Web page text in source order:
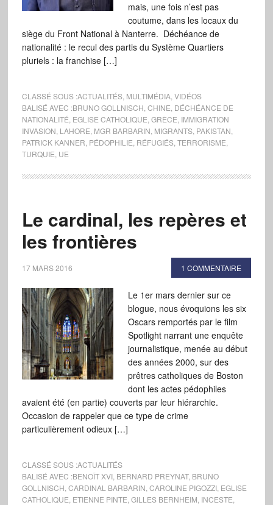
mais, une fois n’est pas
coutume, dans les locaux du
siège du Front National à Nanterre. Déchéance de
nationalité : le recul des partis du Système Quartiers
pluriels : la franchise […]
CLASSÉ SOUS :ACTUALITÉS, MULTIMÉDIA, VIDÉOS
BALISÉ AVEC :BRUNO GOLLNISCH CHINE DÉCHÉANCE DE
NATIONALITÉ EGLISE CATHOLIQUE GRÈCE IMMIGRATION
INVASION LAHORE MGR BARBARIN MIGRANTS, PAKISTAN
PATRICK KANNER PÉDOPHILIE RÉFUGIÉS, TERRORISME
TURQUIE UE
Le cardinal, les repères et
les frontières
17 MARS 2016 1 COMMENTAIRE
Le 1er mars dernier sur ce
blogue, nous évoquions les six
Oscars remportés par le film
Spotlight narrant une enquête
journalistique, menée au début
des années 2000, sur des
prêtres catholiques de Boston
dont les actes pédophiles
avaient été (en partie) couverts par leur hiérarchie.
Occasion de rappeler que ce type de crime
particulièrement odieux […]
CLASSÉ SOUS :ACTUALITÉS
BALISÉ AVEC :BENOÎT XVI, BERNARD PREYNAT, BRUNO
GOLLNISCH CARDINAL BARBARIN CAROLINE PIGOZZI, EGLISE
CATHOLIQUE ETIENNE PINTE GILLES BERNHEIM INCESTE